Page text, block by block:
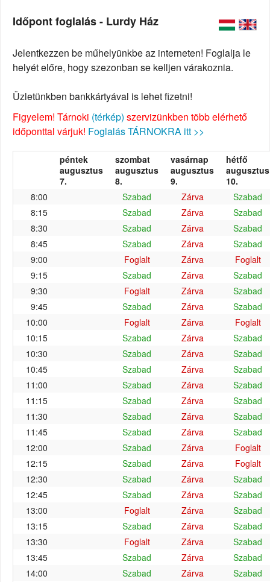
Időpont foglalás - Lurdy Ház
Jelentkezzen be műhelyünkbe az interneten! Foglalja le
helyét előre, hogy szezonban se kelljen várakoznia.
Üzletünkben bankkártyával is lehet fizetni!
Figyelem! Tárnoki (térkép) szervizünkben több elérhető
időponttal várjuk! Foglalás TÁRNOKRA itt >>
péntek
augusztus
7.
szombat
augusztus
8.
vasárnap
augusztus
9.
hétfő
augusztus
10.
8:00
Szabad Zárva
Szabad
8:15
Szabad Zárva
Szabad
8:30
Szabad Zárva
Szabad
8:45
Szabad Zárva
Szabad
9:00
Foglalt Zárva
Foglalt
9:15
Szabad Zárva
Szabad
9:30
Foglalt Zárva
Szabad
9:45
Szabad Zárva
Szabad
10:00
Foglalt Zárva
Foglalt
10:15
Szabad Zárva
Szabad
10:30
Szabad Zárva
Szabad
10:45
Szabad Zárva
Szabad
11:00
Szabad Zárva
Szabad
11:15
Szabad Zárva
Szabad
11:30
Szabad Zárva
Szabad
11:45
Szabad Zárva
Szabad
12:00
Szabad Zárva
Foglalt
12:15
Szabad Zárva
Foglalt
12:30
Szabad Zárva
Szabad
12:45
Szabad Zárva
Szabad
13:00
Foglalt Zárva
Szabad
13:15
Szabad Zárva
Szabad
13:30
Foglalt Zárva
Szabad
13:45
Szabad Zárva
Szabad
14:00
Szabad Zárva
Szabad